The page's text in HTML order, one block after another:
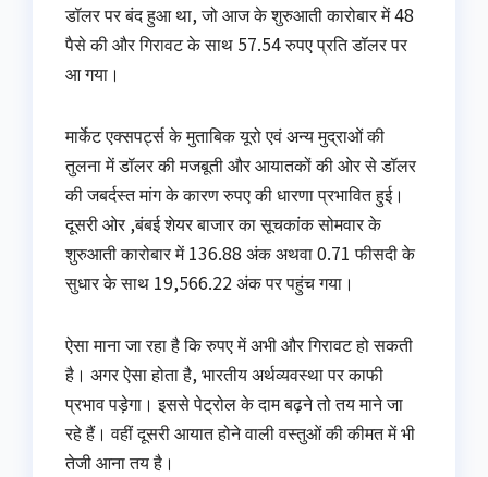
डॉलर पर बंद हुआ था, जो आज के शुरुआती कारोबार में 48
पैसे की और गिरावट के साथ 57.54 रुपए प्रति डॉलर पर
आ गया।
मार्केट एक्‍सपर्ट्स के मुताबिक यूरो एवं अन्य मुद्राओं की
तुलना में डॉलर की मजबूती और आयातकों की ओर से डॉलर
की जबर्दस्त मांग के कारण रुपए की धारणा प्रभावित हुई।
दूसरी ओर ,बंबई शेयर बाजार का सूचकांक सोमवार के
शुरुआती कारोबार में 136.88 अंक अथवा 0.71 फीसदी के
सुधार के साथ 19,566.22 अंक पर पहुंच गया।
ऐसा माना जा रहा है कि रुपए में अभी और गिरावट हो सकती
है। अगर ऐसा होता है, भारतीय अर्थव्‍यवस्‍था पर काफी
प्रभाव पड़ेगा। इससे पेट्रोल के दाम बढ़ने तो तय माने जा
रहे हैं। वहीं दूसरी आयात होने वाली वस्‍तुओं की कीमत में भी
तेजी आना तय है।